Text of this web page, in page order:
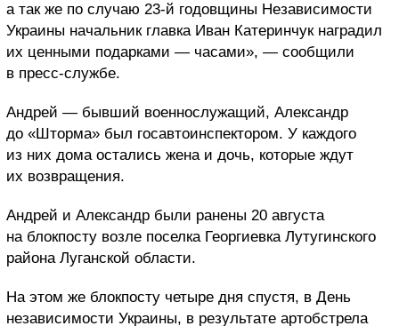
а так же по случаю 23-й годовщины Независимости
Украины начальник главка Иван Катеринчук наградил
их ценными подарками — часами», — сообщили
в пресс-службе.
Андрей — бывший военнослужащий, Александр
до «Шторма» был госавтоинспектором. У каждого
из них дома остались жена и дочь, которые ждут
их возвращения.
Андрей и Александр были ранены 20 августа
на блокпосту возле поселка Георгиевка Лутугинского
района Луганской области.
На этом же блокпосту четыре дня спустя, в День
независимости Украины, в результате артобстрела